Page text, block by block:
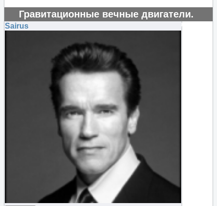
Гравитационные вечные двигатели.
#124382
Sairus